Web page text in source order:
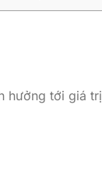
hưởng tới giá trị